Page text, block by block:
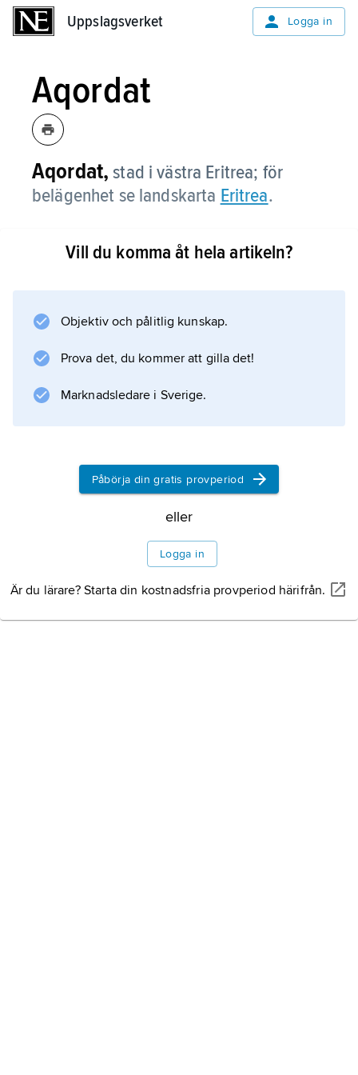
Uppslagsverket Logga in
Aqordat
Aqordat, stad i västra Eritrea; för
belägenhet se landskarta Eritrea.
Vill du komma åt hela artikeln?
Objektiv och pålitlig kunskap.
Prova det, du kommer att gilla det!
Marknadsledare i Sverige.
Påbörja din gratis provperiod
eller
Logga in
Är du lärare? Starta din kostnadsfria provperiod härifrån.